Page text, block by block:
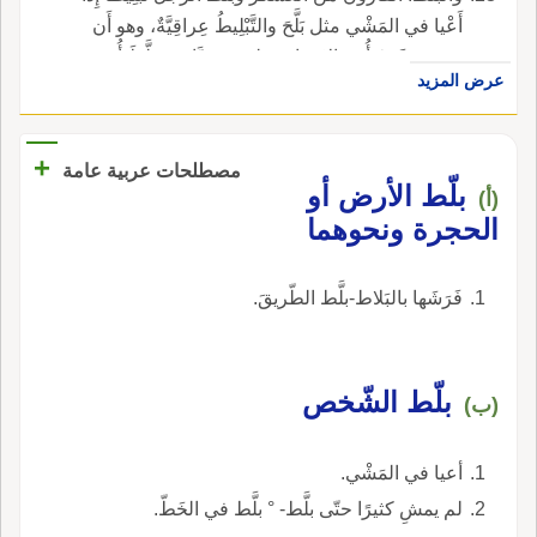
أَعْيا في المَشْي مثل بَلَّحَ والتَّبْلِيطُ عِراقِيَّةٌ، وهو أَن
يَضرب فَرْعَ أُذن الإِنسان بطرَفِ سَبَّابته وبَلَّطَ أُذنه
تَبْلِيطاً: ضربها بطرف سبابته ضرباً يوجعه والبَلْطُ
والبُلْطُ: المِخْراطُ، وهو الحديدة التي يَخْرُطُ به
والبَلُّوطُ: ثمر شَجر يؤْكل ويدبَغُ بقِشْره والبَلاطُ: اسم
موضع؛ قال لولا رَجاؤُكَ ما زُرْنا البَلاطَ، ول كان
البَلاطُ لَنا أَهلاً، ولا وَطَن.
عرض المزيد
مصطلحات عربية عامة +
(أ) بلّط الأرض أو
الحجرة ونحوهما
فَرَشَها بالبَلاط-بلَّط الطّريقَ.
(ب) بلّط الشّخص
أعيا في المَشْي.
لم يمشِ كثيرًا حتّى بلَّط- ° بلَّط في الخَطّ.